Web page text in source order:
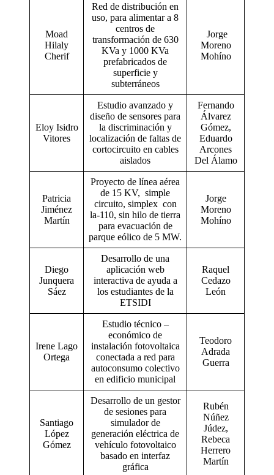
Moad
Hilaly
Cherif
Red de distribución en
uso, para alimentar a 8
centros de
transformación de 630
KVa y 1000 KVa
prefabricados de
superficie y
subterráneos
Jorge
Moreno
Mohíno
Eloy Isidro
Vitores
Estudio avanzado y
diseño de sensores para
la discriminación y
localización de faltas de
cortocircuito en cables
aislados
Fernando
Álvarez
Gómez,
Eduardo
Arcones
Del Álamo
Patricia
Jiménez
Martín
Proyecto de línea aérea
de 15 KV, simple
circuito, simplex con
la-110, sin hilo de tierra
para evacuación de
parque eólico de 5 MW.
Jorge
Moreno
Mohíno
Diego
Junquera
Sáez
Desarrollo de una
aplicación web
interactiva de ayuda a
los estudiantes de la
ETSIDI
Raquel
Cedazo
León
Irene Lago
Ortega
Estudio técnico –
económico de
instalación fotovoltaica
conectada a red para
autoconsumo colectivo
en edificio municipal
Teodoro
Adrada
Guerra
Santiago
López
Gómez
Desarrollo de un gestor
de sesiones para
simulador de
generación eléctrica de
vehículo fotovoltaico
basado en interfaz
gráfica
Rubén
Núñez
Júdez,
Rebeca
Herrero
Martín